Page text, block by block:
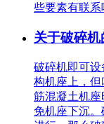
些要素有联系
关于破碎
破碎机即可
构机座上，
筋混凝土机
免机座下沉